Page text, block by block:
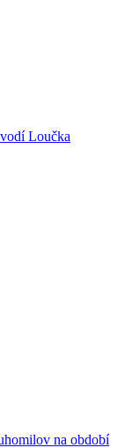
Loučka
na období